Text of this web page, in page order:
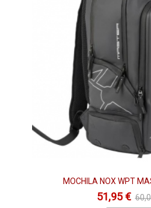
MOCHILA NOX WPT
51,95 €